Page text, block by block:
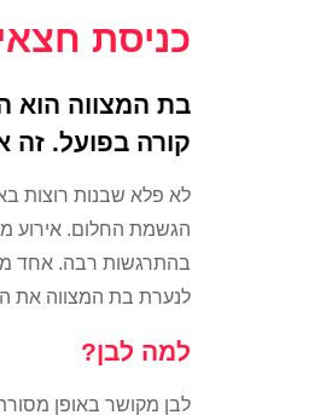
כניסת
בת המצווה הוא
קורה בפועל. זה
לא פלא שבנות רוצות
בהתרגשות רבה. אחד
לנערת בת המצווה את
למה לבן?
לבן מקושר באופן